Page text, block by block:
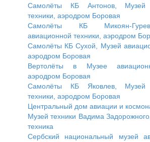
Самолёты КБ Антонов, Музей
техники, аэродром Боровая
Самолёты КБ Микоян-
авиационной техники, аэродром
Самолёты КБ Сухой, Музей
аэродром Боровая
Вертолёты в Музее
аэродром Боровая
Самолёты КБ Яковлев, Музей
техники, аэродром Боровая
Центральный дом авиации и
Музей техники Вадима
техника
Сербский национальный музей